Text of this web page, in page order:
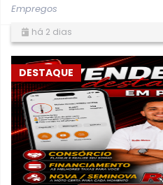
Empregos
há 2 dias
DESTAQUE